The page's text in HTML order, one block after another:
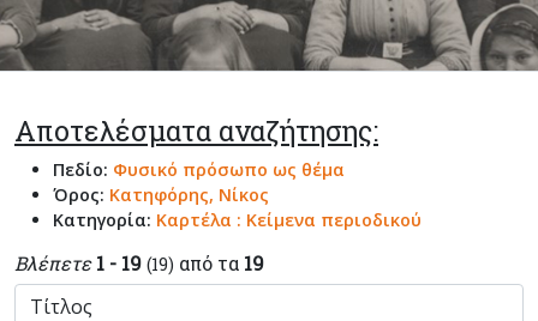
Αποτελέσματα αναζήτησης:
Πεδίο: Φυσικό πρόσωπο ως θέμα
Όρος: Κατηφόρης, Νίκος
Κατηγορία: Καρτέλα : Κείμενα περιοδικού
Βλέπετε 1 - 19 (19) από τα 19